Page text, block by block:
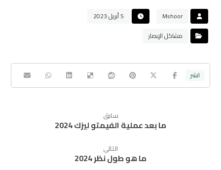
Mshoor
5 أبريل 2023
مشاكل الإبصار
سابق
ما بعد عملية الفيمتو ليزك 2024
التالي
ما هو طول نظر 2024